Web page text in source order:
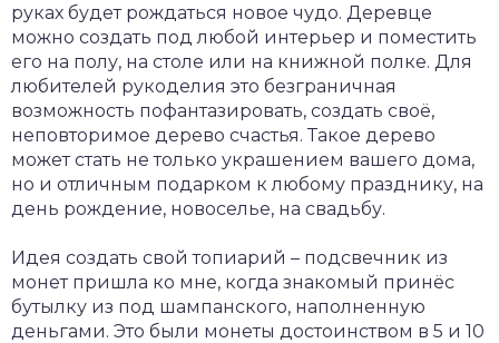
руках будет рождаться новое чудо. Деревце
можно создать под любой интерьер и поместить
его на полу, на столе или на книжной полке. Для
любителей рукоделия это безграничная
возможность пофантазировать, создать своё,
неповторимое дерево счастья. Такое дерево
может стать не только украшением вашего дома,
но и отличным подарком к любому празднику, на
день рождение, новоселье, на свадьбу.
Идея создать свой топиарий – подсвечник из
монет пришла ко мне, когда знакомый принёс
бутылку из под шампанского, наполненную
деньгами. Это были монеты достоинством в 5 и 10